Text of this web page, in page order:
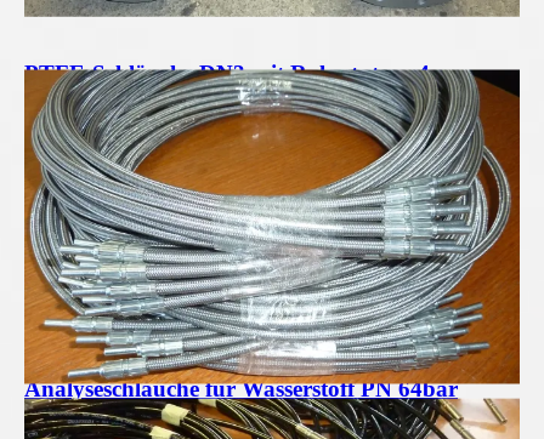
PTFE-Schläuche DN3 mit Rohrstutzen 4mm
Analyseschläuche für Wasserstoff PN 64bar